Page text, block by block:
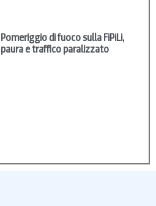
Pomeriggio di fuoco sulla FiPiLi,
paura e traffico paralizzato